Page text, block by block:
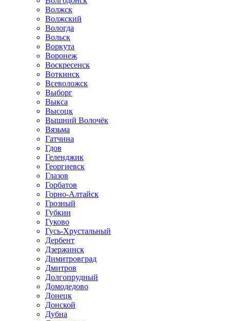
Волжск
Волжский
Вологда
Вольск
Воркута
Воронеж
Воскресенск
Воткинск
Всеволожск
Выборг
Выкса
Высоцк
Вышний Волочёк
Вязьма
Гатчина
Гдов
Геленджик
Георгиевск
Глазов
Горбатов
Горно-Алтайск
Грозный
Губкин
Гуково
Гусь-Хрустальный
Дербент
Дзержинск
Димитровград
Дмитров
Долгопрудный
Домодедово
Донецк
Донской
Дубна